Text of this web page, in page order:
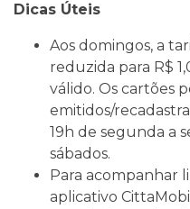
Dicas Úteis
Aos domingos, a
reduzida para R$
válido. Os cartões
emitidos/
19h de segunda a
sábados.
Para acompanhar
aplicativo